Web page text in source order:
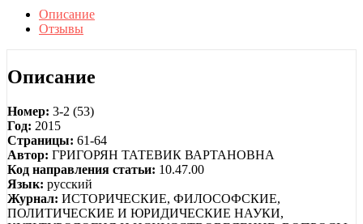
Описание
Отзывы
Описание
Номер: 3-2 (53)
Год: 2015
Страницы: 61-64
Автор: ГРИГОРЯН ТАТЕВИК ВАРТАНОВНА
Код направления статьи: 10.47.00
Язык: русский
Журнал: ИСТОРИЧЕСКИЕ, ФИЛОСОФСКИЕ,
ПОЛИТИЧЕСКИЕ И ЮРИДИЧЕСКИЕ НАУКИ,